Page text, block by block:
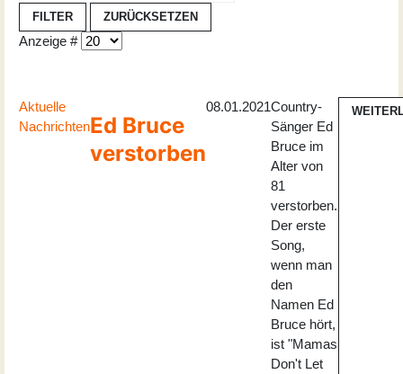
FILTER ZURÜCKSETZEN
Anzeige #
Aktuelle
NachrichtenEd Bruce
verstorben
08.01.2021Country-
Sänger Ed
Bruce im
Alter von
81
verstorben.
Der erste
Song,
wenn man
den
Namen Ed
Bruce hört,
ist "Mamas
Don't Let